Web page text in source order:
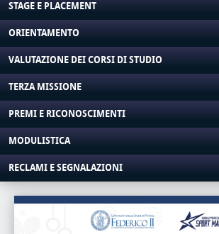
STAGE E PLACEMENT
ORIENTAMENTO
VALUTAZIONE DEI CORSI DI STUDIO
TERZA MISSIONE
PREMI E RICONOSCIMENTI
MODULISTICA
RECLAMI E SEGNALAZIONI